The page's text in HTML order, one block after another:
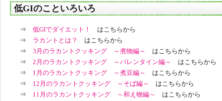
低GIのこといろいろ
⇒ 低GIでダイエット！
はこちらから
⇒ ラカントとは？
はこちらから
⇒ 3月のラカントクッキング ～煮物編～
はこちらから
⇒ 2月のラカントクッキング ～バレンタイン編～
はこちらから
⇒ 1月のラカントクッキング ～煮豆編～
はこちらから
⇒ 12月のラカントクッキング ～そば編～
はこちらから
⇒ 11月のラカントクッキング ～和え物編～
はこちらから